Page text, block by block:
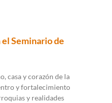
Seminario de
casa y corazón de la
y fortalecimiento
y realidades